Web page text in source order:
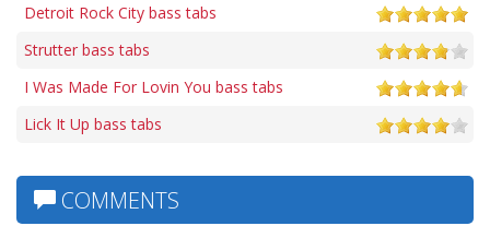
Detroit Rock City bass tabs
Strutter bass tabs
I Was Made For Lovin You bass tabs
Lick It Up bass tabs
COMMENTS